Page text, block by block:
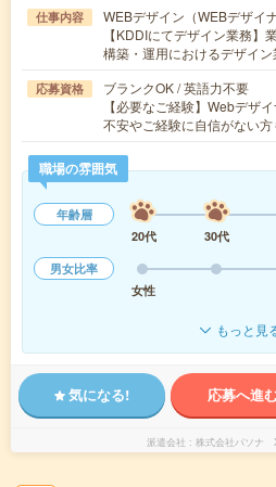
仕事内容
WEBデザイン（WEBデザイナ
【KDDIにてデザイン業務】
構築・運用におけるデザイ
応募資格
ブランクOK / 英語力不要
【必要なご経験】Webデザ
不安やご経験に自信がない
職場の雰囲気
年齢層
20代
30代
男女比率
女性
もっと見
気になる! 応募へ進
派遣会社 株式会社パソナ